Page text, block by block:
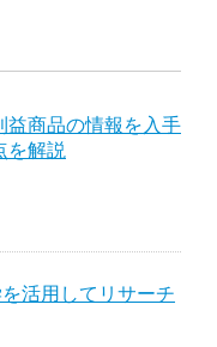
益商品の情報を入手
を解説
活用してリサーチ